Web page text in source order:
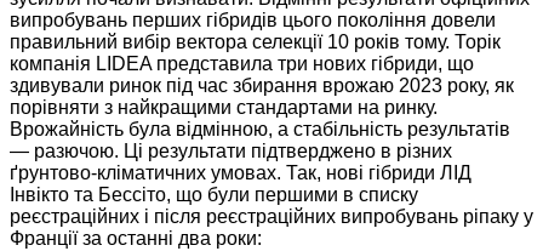
випробувань перших гібридів цього покоління довели
правильний вибір вектора селекції 10 років тому. Торік
компанія LIDEA представила три нових гібриди, що
здивували ринок під час збирання врожаю 2023 року, як
порівняти з найкращими стандартами на ринку.
Врожайність була відмінною, а стабільність результатів
— разючою. Ці результати підтверджено в різних
ґрунтово-кліматичних умовах. Так, нові гібриди ЛІД
Інвікто та Бессіто, що були першими в списку
реєстраційних і після реєстраційних випробувань ріпаку у
Франції за останні два роки: